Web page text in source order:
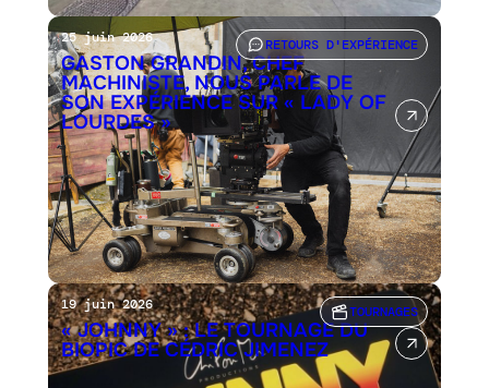
RETOURS D'EXPÉRIENCE
25 juin 2026
GASTON GRANDIN, CHEF
MACHINISTE, NOUS PARLE DE
SON EXPÉRIENCE SUR « LADY OF
LOURDES »
TOURNAGES
19 juin 2026
« JOHNNY » : LE TOURNAGE DU
BIOPIC DE CÉDRIC JIMENEZ